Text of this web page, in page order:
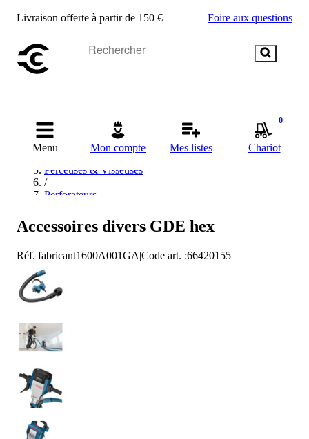
Livraison offerte à partir de 150 € Foire aux questions
Menu Mon compte Mes listes
0
Chariot
Accueil
/
Outils électriques
Perceuses & Visseuses
/
Perforateurs
Perceuses à percussion sans fil
/
Accessoires divers GDE hex
Réf. fabricant1600A001GA|Code art. :66420155